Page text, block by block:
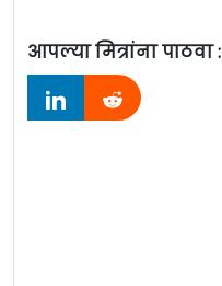
आपल्या मित्रांना पाठवा :